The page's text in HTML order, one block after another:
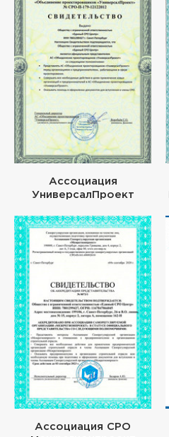
Ассоциация
УниверсалПроект
Ассоциация СРО